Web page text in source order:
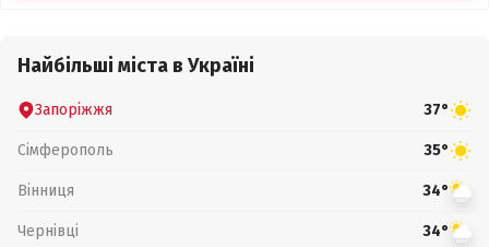
Найбільші міста в Україні
Запоріжжя 37°
Сімферополь 35°
Вінниця 34°
Чернівці 34°